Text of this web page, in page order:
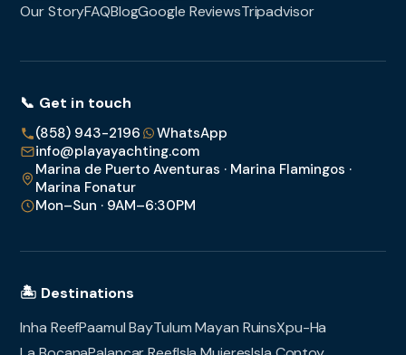
Our StoryFAQBlogGoogle ReviewsTripadvisor
📞 Get in touch
(858) 943-2196
WhatsApp
info@playayachting.com
Marina de Puerto Aventuras · Marina Flamingos ·
Marina Fonatur
Mon–Sun · 9AM–6:30PM
🏝️ Destinations
Inha ReefPaamul BayTulum Mayan RuinsXpu-Ha